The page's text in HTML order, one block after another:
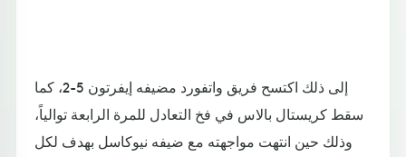
إلى ذلك اكتسح فريق واتفورد مضيفه إيفرتون 5-2، كما
سقط كريستال بالاس في فخ التعادل للمرة الرابعة توالياً،
وذلك حين انتهت مواجهته مع ضيفه نيوكاسل بهدف لكل